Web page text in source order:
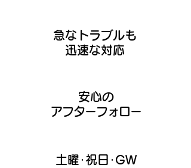
急なトラブルも
迅速な対応
安心の
アフターフォロー
土曜･祝日･GW